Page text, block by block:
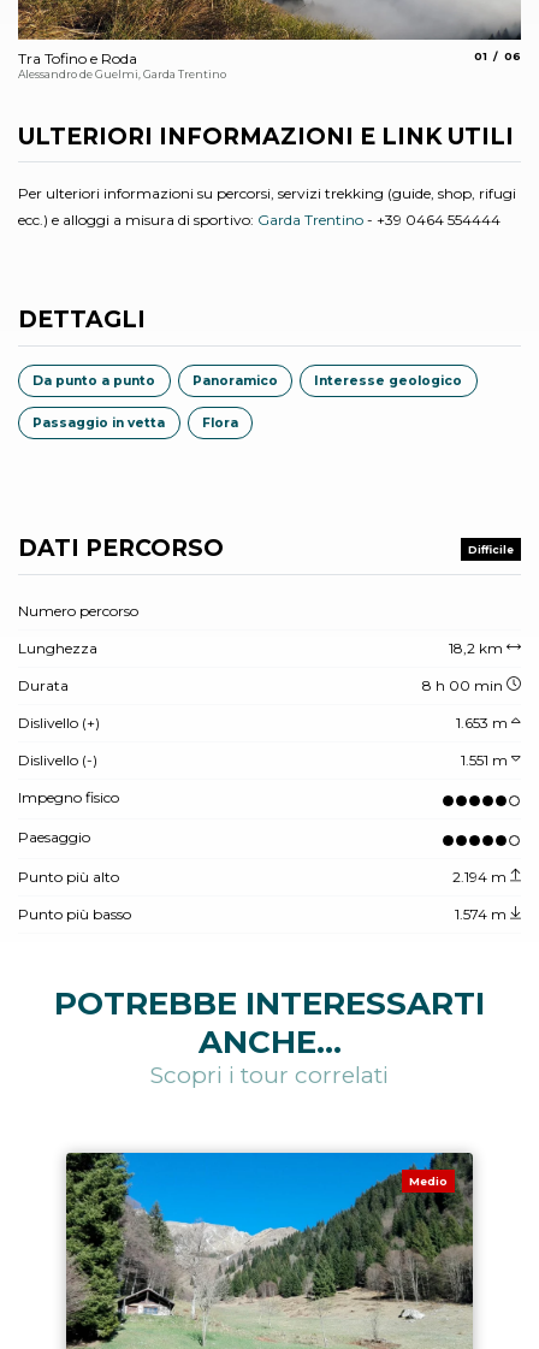
Tra Tofino e Roda
Alessandro de Guelmi, Garda Trentino
01 06
ULTERIORI INFORMAZIONI E LINK UTILI
Per ulteriori informazioni su percorsi, servizi trekking (guide, shop, rifugi
ecc.) e alloggi a misura di sportivo: Garda Trentino - +39 0464 554444
DETTAGLI
Da punto a punto Panoramico Interesse geologico
Passaggio in vetta Flora
DATI PERCORSO Difficile
Numero percorso
Lunghezza 18,2 km
Durata 8 h 00 min
Dislivello (+) 1.653 m
Dislivello (-) 1.551 m
Impegno fisico
Paesaggio
Punto più alto 2.194 m
Punto più basso 1.574 m
POTREBBE INTERESSARTI
ANCHE...
Scopri i tour correlati
Medio